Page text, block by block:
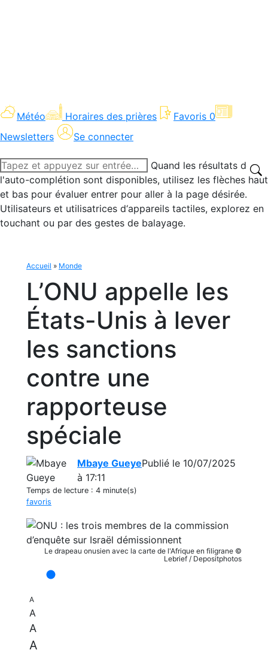
Météo Horaires des prières Favoris 0
Newsletters
Se connecter
Recherche
:
Quand les résultats de
l'auto-complétion sont disponibles, utilisez les flèches haut
et bas pour évaluer entrer pour aller à la page désirée.
Utilisateurs et utilisatrices d‘appareils tactiles, explorez en
touchant ou par des gestes de balayage.
Accueil » Monde
L’ONU appelle les
États-Unis à lever
les sanctions
contre une
rapporteuse
spéciale
Mbaye GueyePublié le 10/07/2025
à 17:11
Temps de lecture : 4 minute(s)
favoris
Le drapeau onusien avec la carte de l'Afrique en filigrane ©
Lebrief / Depositphotos
A
A
A
A